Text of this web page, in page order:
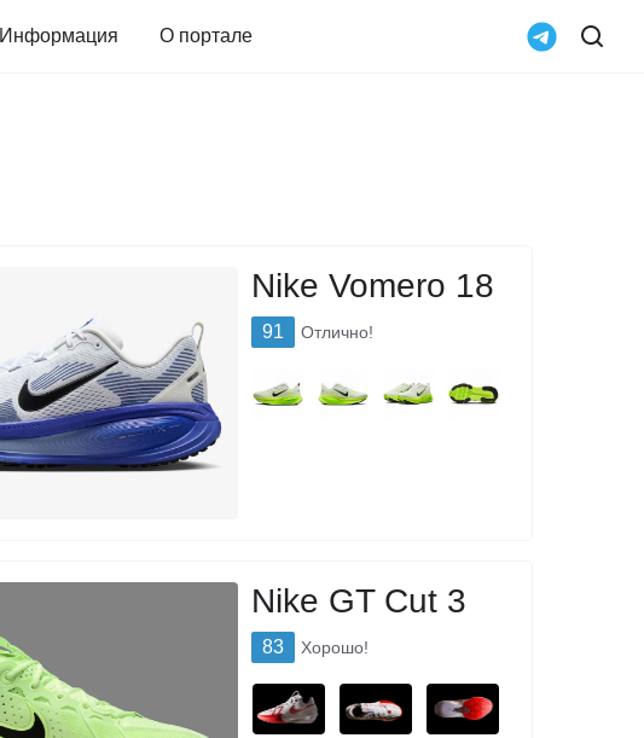
Информация О портале
Nike Vomero 18
91 Отлично!
Nike GT Cut 3
83 Хорошо!